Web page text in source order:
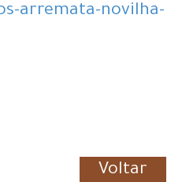
arremata-novilha-
Voltar